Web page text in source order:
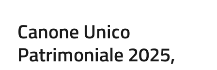
Canone Unico
Patrimoniale 2025,